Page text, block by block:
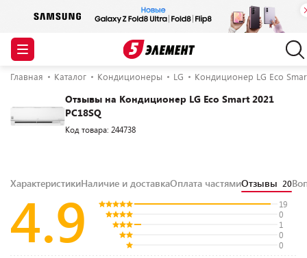
Главная Каталог Кондиционеры LG Кондиционер LG Eco
Отзывы на Кондиционер LG Eco Smart 2021
PC18SQ
Код товара: 244738
ХарактеристикиНаличие и доставкаОплата частямиОтзывы 20
4.9
19
0
1
0
0